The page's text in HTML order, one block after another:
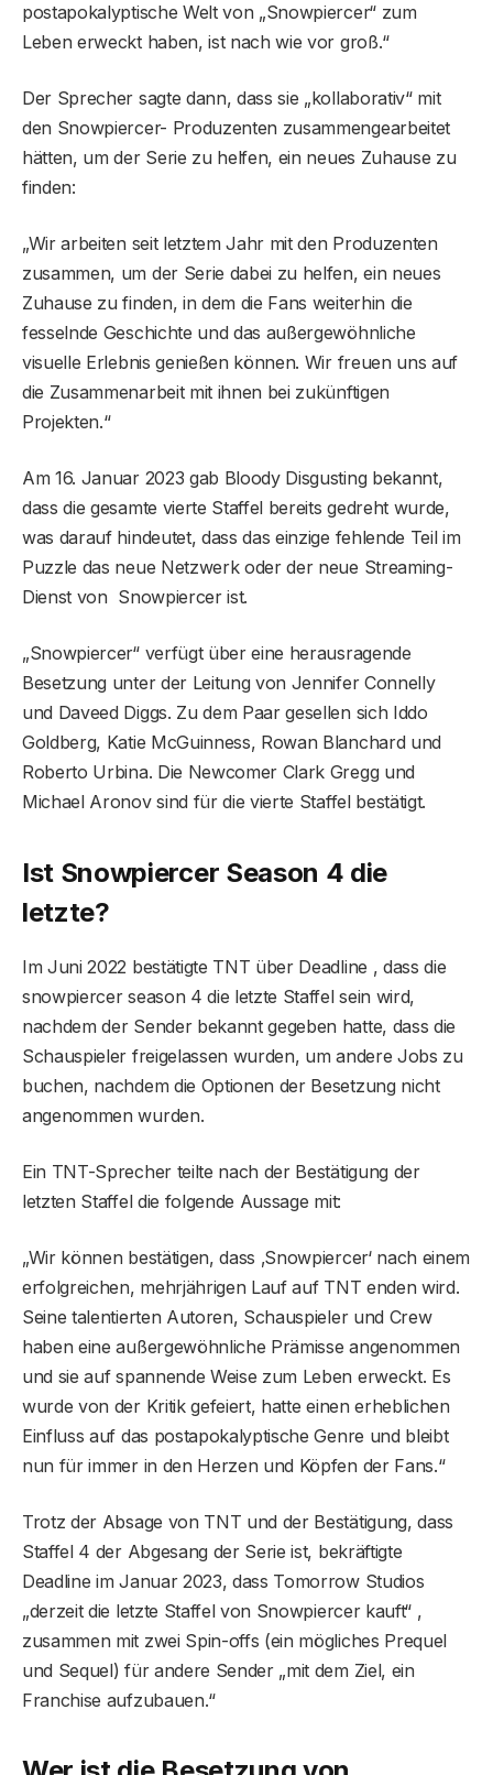
postapokalyptische Welt von „Snowpiercer“ zum
Leben erweckt haben, ist nach wie vor groß.“
Der Sprecher sagte dann, dass sie „kollaborativ“ mit
den Snowpiercer- Produzenten zusammengearbeitet
hätten, um der Serie zu helfen, ein neues Zuhause zu
finden:
„Wir arbeiten seit letztem Jahr mit den Produzenten
zusammen, um der Serie dabei zu helfen, ein neues
Zuhause zu finden, in dem die Fans weiterhin die
fesselnde Geschichte und das außergewöhnliche
visuelle Erlebnis genießen können. Wir freuen uns auf
die Zusammenarbeit mit ihnen bei zukünftigen
Projekten.“
Am 16. Januar 2023 gab Bloody Disgusting bekannt,
dass die gesamte vierte Staffel bereits gedreht wurde,
was darauf hindeutet, dass das einzige fehlende Teil im
Puzzle das neue Netzwerk oder der neue Streaming-
Dienst von Snowpiercer ist.
„Snowpiercer“ verfügt über eine herausragende
Besetzung unter der Leitung von Jennifer Connelly
und Daveed Diggs. Zu dem Paar gesellen sich Iddo
Goldberg, Katie McGuinness, Rowan Blanchard und
Roberto Urbina. Die Newcomer Clark Gregg und
Michael Aronov sind für die vierte Staffel bestätigt.
Ist Snowpiercer Season 4 die
letzte?
Im Juni 2022 bestätigte TNT über Deadline , dass die
snowpiercer season 4 die letzte Staffel sein wird,
nachdem der Sender bekannt gegeben hatte, dass die
Schauspieler freigelassen wurden, um andere Jobs zu
buchen, nachdem die Optionen der Besetzung nicht
angenommen wurden.
Ein TNT-Sprecher teilte nach der Bestätigung der
letzten Staffel die folgende Aussage mit:
„Wir können bestätigen, dass ‚Snowpiercer‘ nach einem
erfolgreichen, mehrjährigen Lauf auf TNT enden wird.
Seine talentierten Autoren, Schauspieler und Crew
haben eine außergewöhnliche Prämisse angenommen
und sie auf spannende Weise zum Leben erweckt. Es
wurde von der Kritik gefeiert, hatte einen erheblichen
Einfluss auf das postapokalyptische Genre und bleibt
nun für immer in den Herzen und Köpfen der Fans.“
Trotz der Absage von TNT und der Bestätigung, dass
Staffel 4 der Abgesang der Serie ist, bekräftigte
Deadline im Januar 2023, dass Tomorrow Studios
„derzeit die letzte Staffel von Snowpiercer kauft“ ,
zusammen mit zwei Spin-offs (ein mögliches Prequel
und Sequel) für andere Sender „mit dem Ziel, ein
Franchise aufzubauen.“